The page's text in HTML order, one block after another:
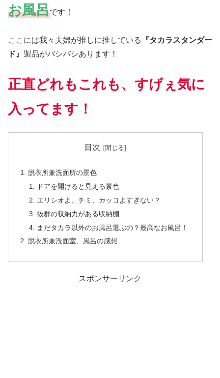
お風呂です！
ここには我々夫婦が推しに推している
『タカラスタンダー
ド』 製品がバシバシあります！
正直どれもこれも、すげぇ気に
入ってます！
目次
脱衣所兼洗面所の景色
ドアを開けると見える景色
エリシオよ。チミ、カッコよすぎない？
抜群の収納力がある収納棚
まだタカラ以外のお風呂選ぶの？最高なお風呂！
脱衣所兼洗面室、風呂の感想
スポンサーリンク